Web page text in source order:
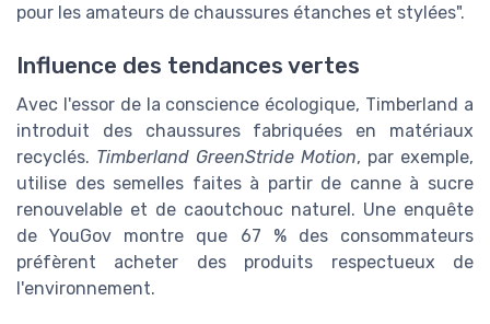
pour les amateurs de chaussures étanches et stylées".
Influence des tendances vertes
Avec l'essor de la conscience écologique, Timberland a
introduit des chaussures fabriquées en matériaux
recyclés. Timberland GreenStride Motion, par exemple,
utilise des semelles faites à partir de canne à sucre
renouvelable et de caoutchouc naturel. Une enquête
de YouGov montre que 67 % des consommateurs
préfèrent acheter des produits respectueux de
l'environnement.